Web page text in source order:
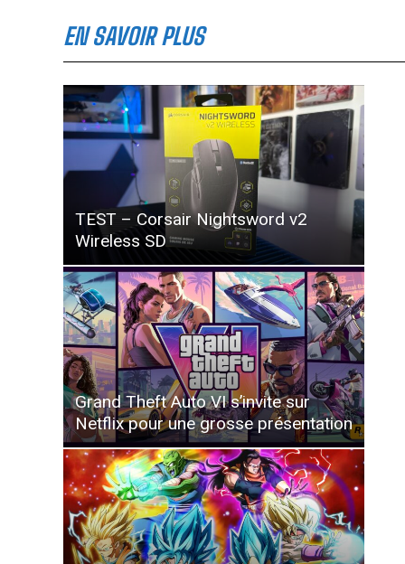
EN SAVOIR PLUS
TEST – Corsair Nightsword v2
Wireless SD
Grand Theft Auto VI s’invite sur
Netflix pour une grosse présentation